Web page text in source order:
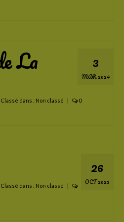
3
MAR 2024
La
Classé dans : Non classé | 0
26
OCT 2023
Classé dans : Non classé
|